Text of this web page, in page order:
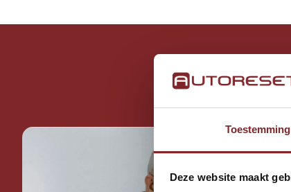
Toestemming
Deze website maakt